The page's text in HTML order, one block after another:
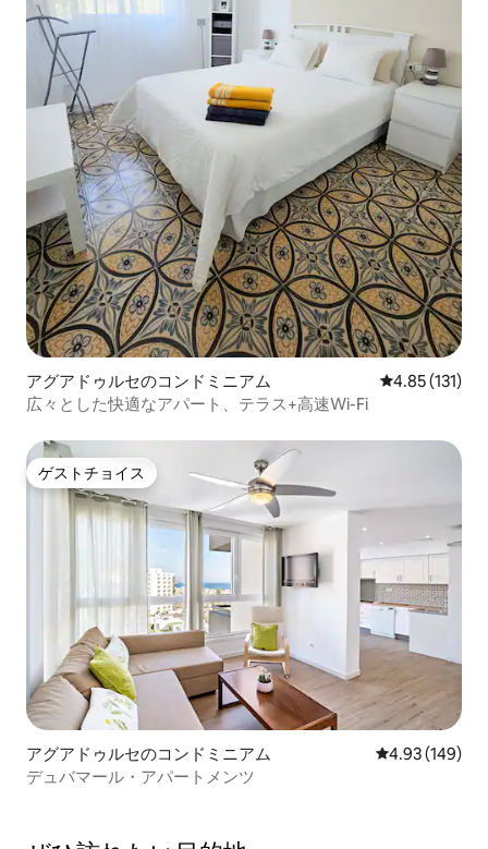
アグアドゥルセのコンドミニアム レビュー131
4.85 (131)
広々とした快適なアパート、テラス+高速Wi-Fi
ゲストチョイス
ゲストチョイス
アグアドゥルセのコンドミニアム レビュー149
4.93 (149)
デュバマール・アパートメンツ